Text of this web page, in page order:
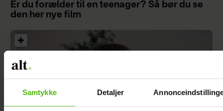
Samtykke Detaljer
Er du forælder til en teenager? Så bør du se
den her nye film